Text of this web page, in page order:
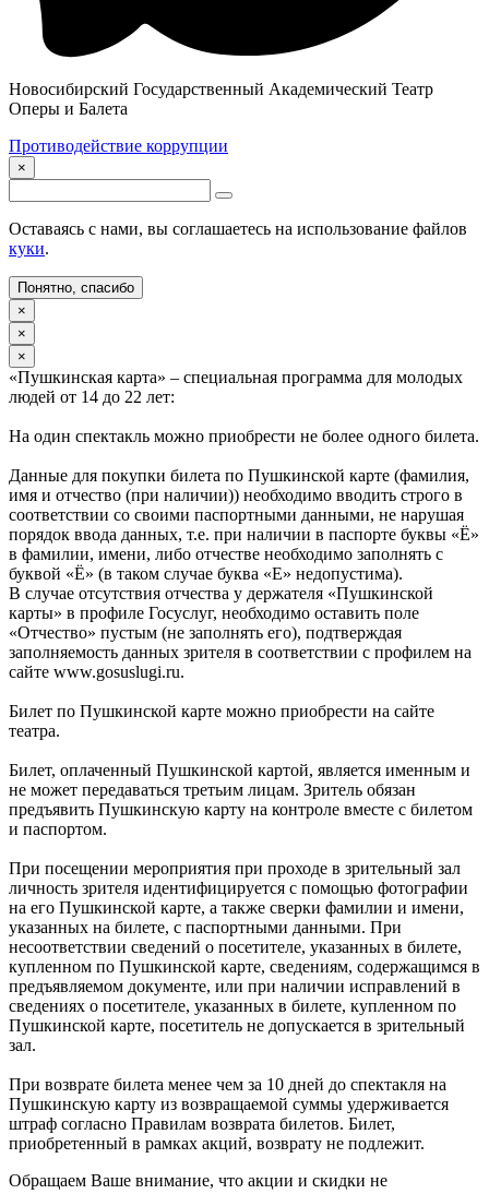
Новосибирский Государственный Академический Театр
Оперы и Балета
Противодействие коррупции
×
Оставаясь с нами, вы соглашаетесь на использование файлов
куки.
Понятно, спасибо
×
×
×
«Пушкинская карта» – специальная программа для молодых
людей от 14 до 22 лет:
На один спектакль можно приобрести не более одного билета.
Данные для покупки билета по Пушкинской карте (фамилия,
имя и отчество (при наличии)) необходимо вводить строго в
соответствии со своими паспортными данными, не нарушая
порядок ввода данных, т.е. при наличии в паспорте буквы «Ё»
в фамилии, имени, либо отчестве необходимо заполнять с
буквой «Ё» (в таком случае буква «Е» недопустима).
В случае отсутствия отчества у держателя «Пушкинской
карты» в профиле Госуслуг, необходимо оставить поле
«Отчество» пустым (не заполнять его), подтверждая
заполняемость данных зрителя в соответствии с профилем на
сайте www.gosuslugi.ru.
Билет по Пушкинской карте можно приобрести на сайте
театра.
Билет, оплаченный Пушкинской картой, является именным и
не может передаваться третьим лицам. Зритель обязан
предъявить Пушкинскую карту на контроле вместе с билетом
и паспортом.
При посещении мероприятия при проходе в зрительный зал
личность зрителя идентифицируется с помощью фотографии
на его Пушкинской карте, а также сверки фамилии и имени,
указанных на билете, с паспортными данными. При
несоответствии сведений о посетителе, указанных в билете,
купленном по Пушкинской карте, сведениям, содержащимся в
предъявляемом документе, или при наличии исправлений в
сведениях о посетителе, указанных в билете, купленном по
Пушкинской карте, посетитель не допускается в зрительный
зал.
При возврате билета менее чем за 10 дней до спектакля на
Пушкинскую карту из возвращаемой суммы удерживается
штраф согласно Правилам возврата билетов. Билет,
приобретенный в рамках акций, возврату не подлежит.
Обращаем Ваше внимание, что акции и скидки не